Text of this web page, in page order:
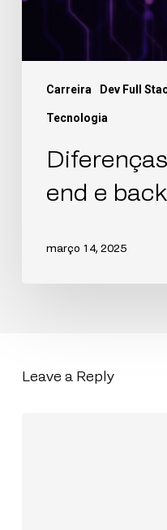
Carreira Dev Full
Tecnologia
end e
março 14, 2025
Leave a Reply